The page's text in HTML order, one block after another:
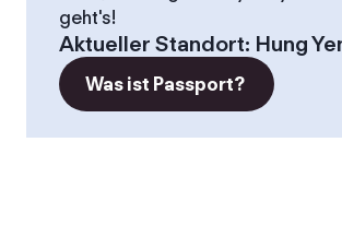
geht's!
Aktueller Standort: Hung
Was ist Passport?